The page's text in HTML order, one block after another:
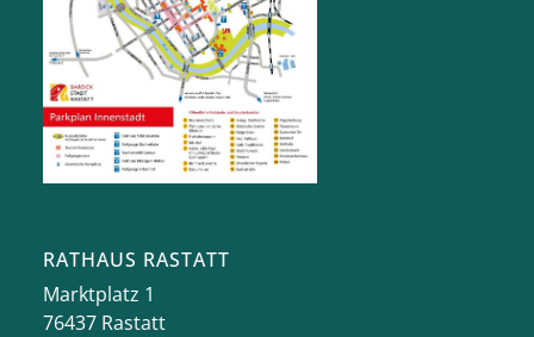
RATHAUS RASTATT
Marktplatz 1
76437 Rastatt